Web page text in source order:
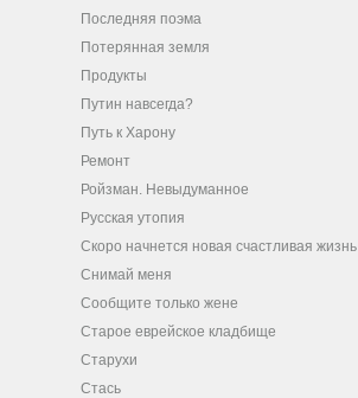
Последняя поэма
Потерянная земля
Продукты
Путин навсегда?
Путь к Харону
Ремонт
Ройзман. Невыдуманное
Русская утопия
Скоро начнется новая счастливая жизнь
Снимай меня
Сообщите только жене
Старое еврейское кладбище
Старухи
Стась